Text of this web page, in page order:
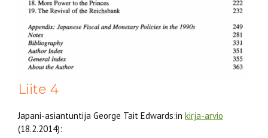
Liite 4
Japani-asiantuntija George Tait Edwards:in kirja-arvio
(18.2.2014):